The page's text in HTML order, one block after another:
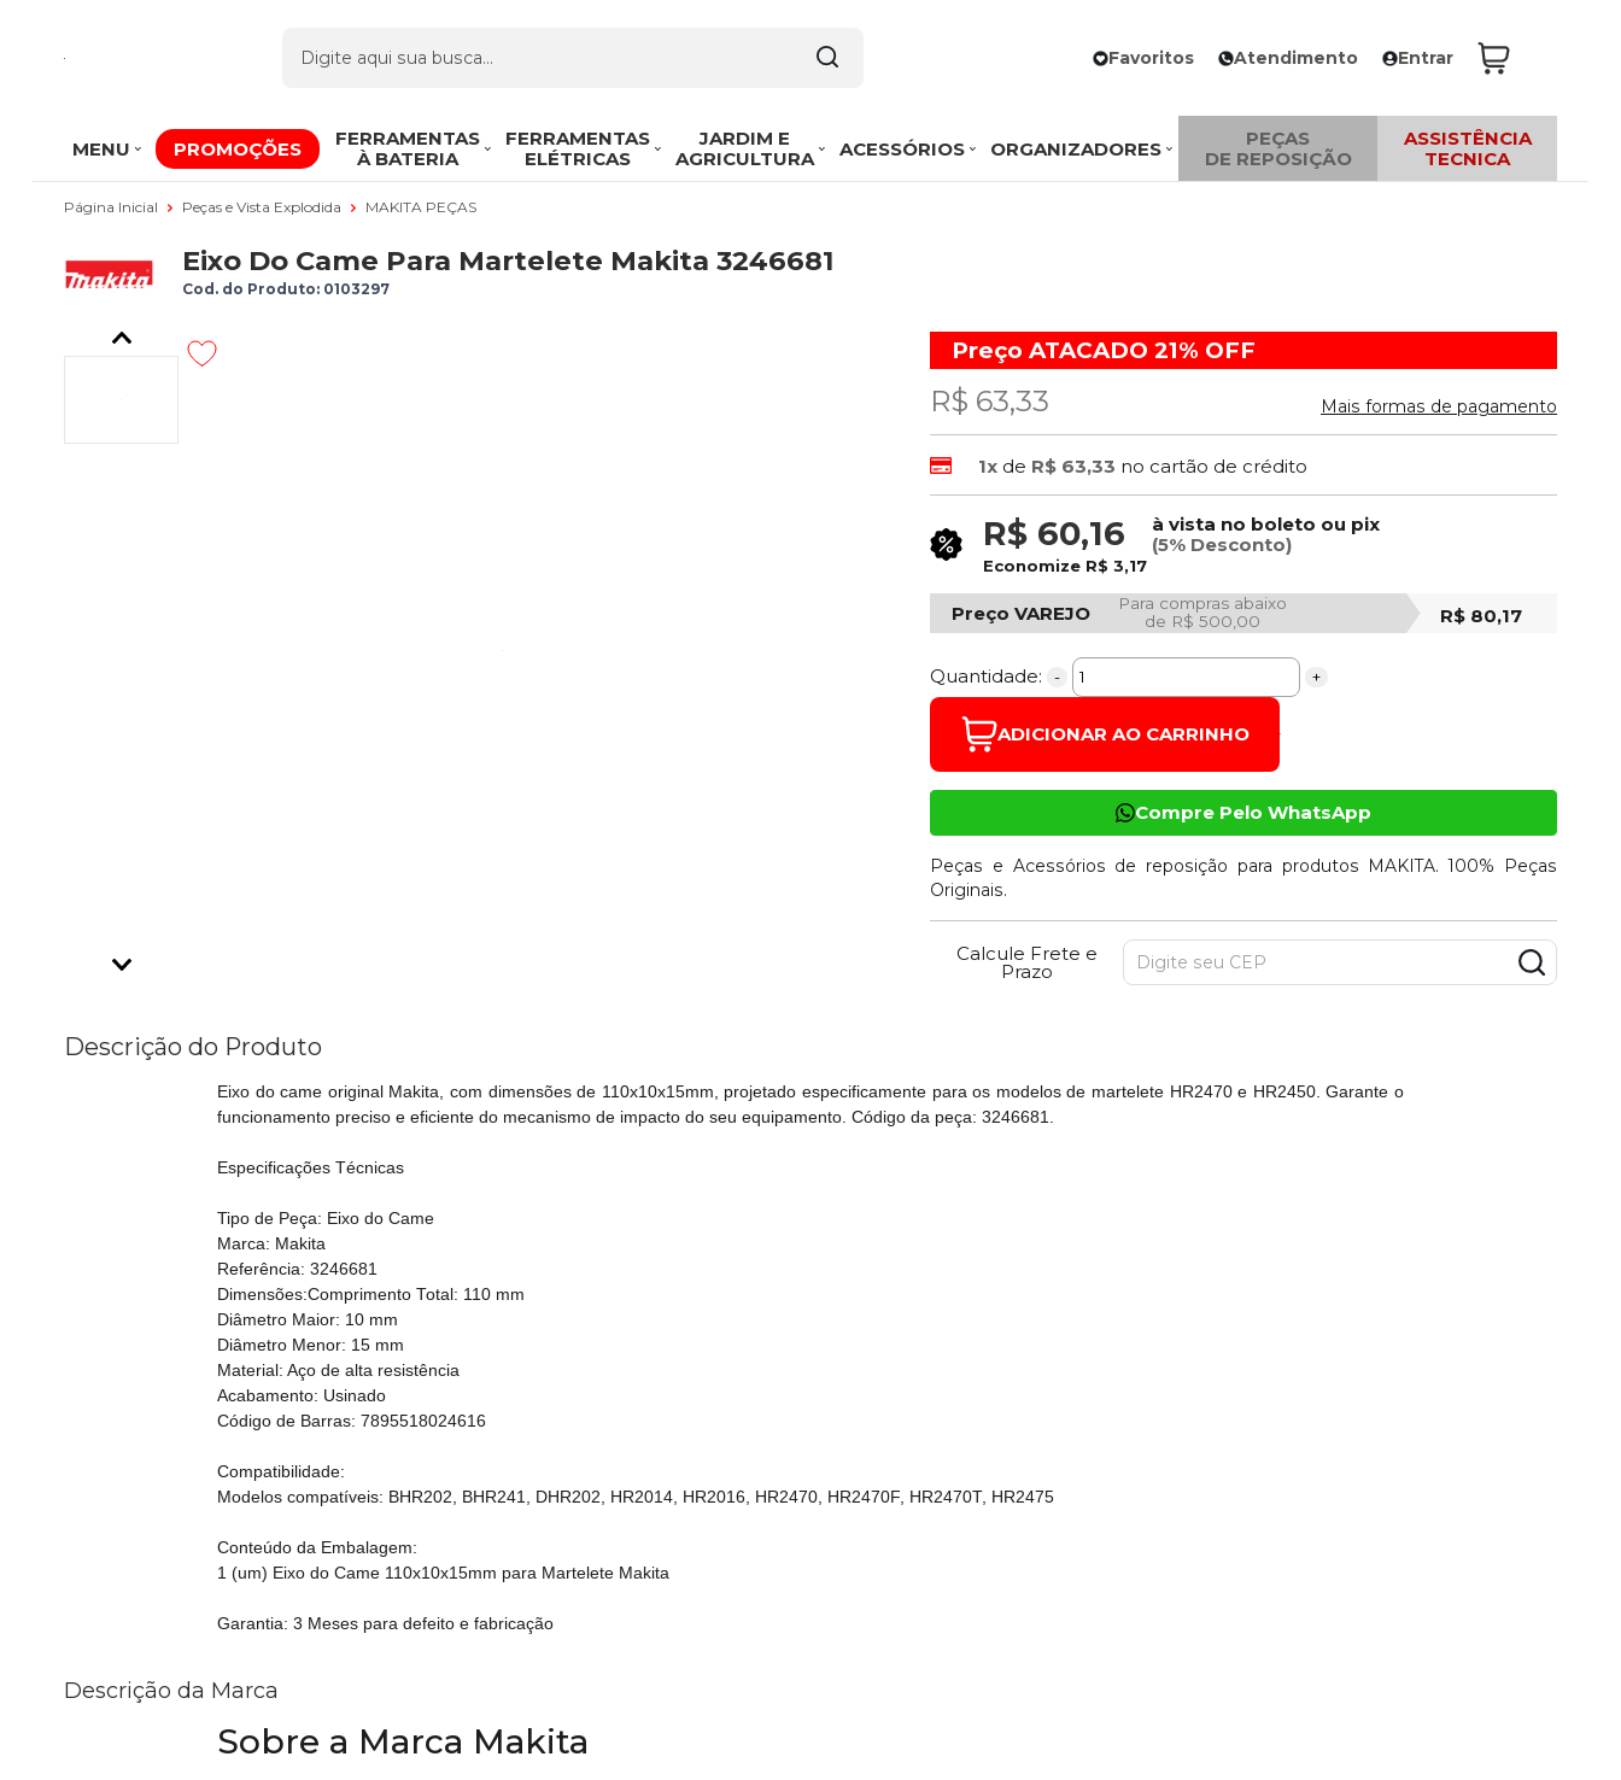
Favoritos Atendimento Entrar
MENU PROMOÇÕES
FERRAMENTAS
À BATERIA
FERRAMENTAS
ELÉTRICAS
JARDIM E
AGRICULTURA
ACESSÓRIOS ORGANIZADORES
PEÇAS
DE REPOSIÇÃO
ASSISTÊNCIA
TECNICA
Página Inicial Peças e Vista Explodida MAKITA PEÇAS
Eixo Do Came Para Martelete Makita 3246681
Cod. do Produto: 0103297
Preço ATACADO21% OFF
R$ 63,33 Mais formas de pagamento
1x de R$ 63,33 no cartão de crédito
R$ 60,16
à vista no boleto ou pix
(5% Desconto)
Economize R$ 3,17
Preço VAREJO
Para compras abaixo
de R$ 500,00
R$ 80,17
Quantidade: - +
ADICIONAR AO CARRINHO
Compre Pelo WhatsApp
Peças e Acessórios de reposição para produtos MAKITA. 100% Peças
Originais.
Calcule Frete e
Prazo
Descrição do Produto
Eixo do came original Makita, com dimensões de 110x10x15mm, projetado especificamente para os modelos de martelete HR2470 e HR2450. Garante o
funcionamento preciso e eficiente do mecanismo de impacto do seu equipamento. Código da peça: 3246681.
Especificações Técnicas
Tipo de Peça: Eixo do Came
Marca: Makita
Referência: 3246681
Dimensões:Comprimento Total: 110 mm
Diâmetro Maior: 10 mm
Diâmetro Menor: 15 mm
Material: Aço de alta resistência
Acabamento: Usinado
Código de Barras: 7895518024616
Compatibilidade:
Modelos compatíveis: BHR202, BHR241, DHR202, HR2014, HR2016, HR2470, HR2470F, HR2470T, HR2475
Conteúdo da Embalagem:
1 (um) Eixo do Came 110x10x15mm para Martelete Makita
Garantia: 3 Meses para defeito e fabricação
Descrição da Marca
Sobre a Marca Makita